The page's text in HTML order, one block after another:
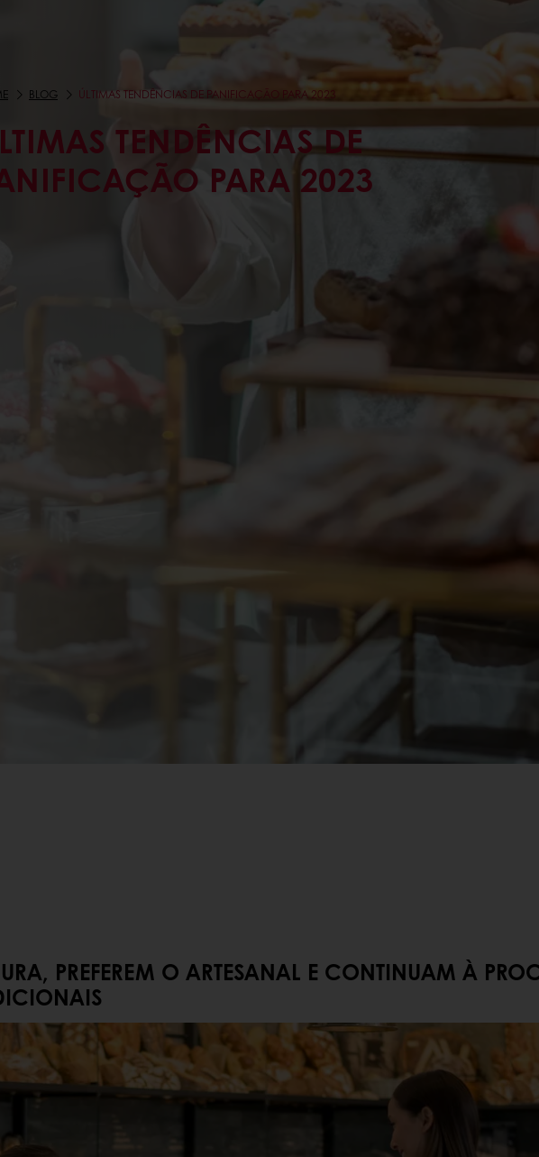
BLOG ÚLTIMAS TENDÊNCIAS DE PANIFICAÇÃO PARA 2023
TENDÊNCIAS DE
PARA 2023
PREFEREM O ARTESANAL E CONTINUAM À